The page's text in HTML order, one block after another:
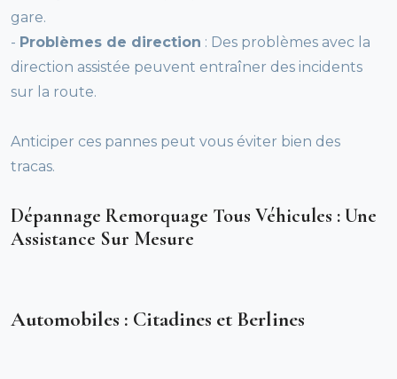
gare.
- Problèmes de direction : Des problèmes avec la
direction assistée peuvent entraîner des incidents
sur la route.
Anticiper ces pannes peut vous éviter bien des
tracas.
Dépannage Remorquage Tous Véhicules : Une
Assistance Sur Mesure
Automobiles : Citadines et Berlines